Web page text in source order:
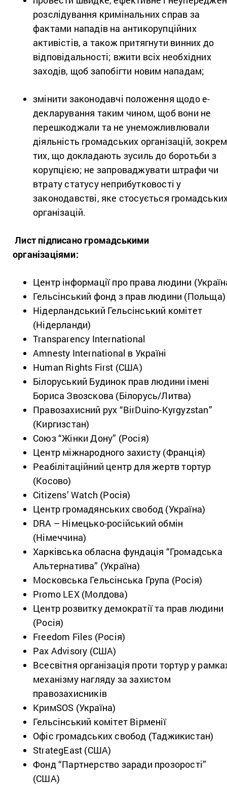
розслідування кримінальних справ за
фактами нападів на антикорупційних
активістів, а також притягнути винних до
відповідальності; вжити всіх необхідних
заходів, щоб запобігти новим нападам;
змінити законодавчі положення щодо е-
декларування таким чином, щоб вони не
перешкоджали та не унеможливлювали
діяльність громадських організацій,
тих, що докладають зусиль до боротьби з
корупцією; не запроваджувати штрафи чи
втрату статусу неприбутковості у
законодавстві, яке стосується
організацій.
Лист підписано громадськими
організаціями:
Центр інформації про права людини
Гельсінський фонд з прав людини (Польща)
Нідерландський Гельсінський комітет
(Нідерланди)
Transparency International
Amnesty International в Україні
Human Rights First (США)
Білоруський Будинок прав людини імені
Бориса Звозскова (Білорусь/Литва)
Правозахисний рух “BirDuino-Kyrgyzstan”
(Киргизстан)
Союз “Жінки Дону” (Росія)
Центр міжнародного захисту (Франція)
Реабілітаційний центр для жертв тортур
(Косово)
Citizens’ Watch (Росія)
Центр громадянських свобод (Україна)
DRA – Німецько-російський обмін
(Німеччина)
Харківська обласна фундація “Громадська
Альтернатива” (Україна)
Московська Гельсінська Група (Росія)
Promo LEX (Молдова)
Центр розвитку демократії та прав людини
(Росія)
Freedom Files (Росія)
Pax Advisory (США)
Всесвітня організація проти тортур у
механізму нагляду за захистом
правозахисників
КримSOS (Україна)
Гельсінський комітет Вірменії
Офіс громадських свобод (Таджикистан)
StrategEast (США)
Фонд “Партнерство заради прозорості”
(США)